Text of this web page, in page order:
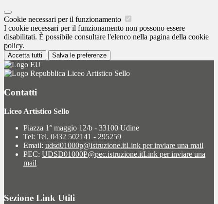
Cookie necessari per il funzionamento
I cookie necessari per il funzionamento non possono essere
disabilitati. È possibile consultare l'elenco nella pagina della cookie
policy.
Accetta tutti Salva le preferenze
Liceo Artistico Sello
Contatti
Liceo Artistico Sello
Piazza 1° maggio 12/b - 33100 Udine
Tel: Tel. 0432 502141 - 295259
Email: udsd01000p@istruzione.itLink per inviare una mail
PEC: UDSD01000P@pec.istruzione.itLink per inviare una
mail
Sezione Link Utili